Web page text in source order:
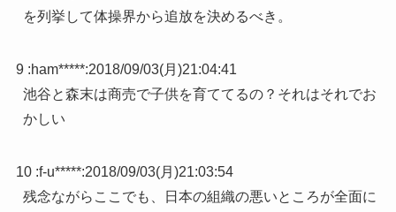
を列挙して体操界から追放を決めるべき。
9 :ham*****:2018/09/03(月)21:04:41
池谷と森末は商売で子供を育ててるの？それはそれでお
かしい
10 :f-u*****:2018/09/03(月)21:03:54
残念ながらここでも、日本の組織の悪いところが全面に